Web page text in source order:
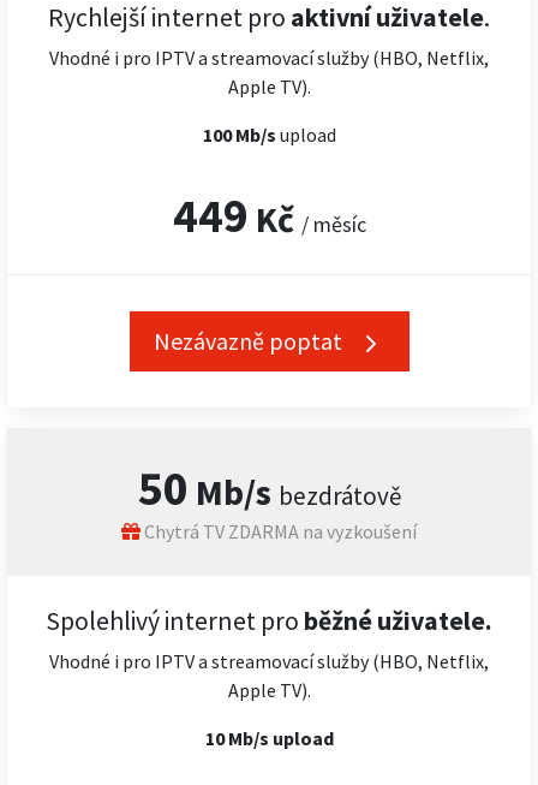
50 Mb/s bezdrátově
Chytrá TV ZDARMA na vyzkoušení
Spolehlivý internet pro běžné uživatele.
Vhodné i pro IPTV a streamovací služby (HBO, Netflix,
Apple TV).
10 Mb/s upload
Rychlejší internet pro aktivní uživatele.
Vhodné i pro IPTV a streamovací služby (HBO, Netflix,
Apple TV).
100 Mb/s upload
449 Kč / měsíc
Nezávazně poptat